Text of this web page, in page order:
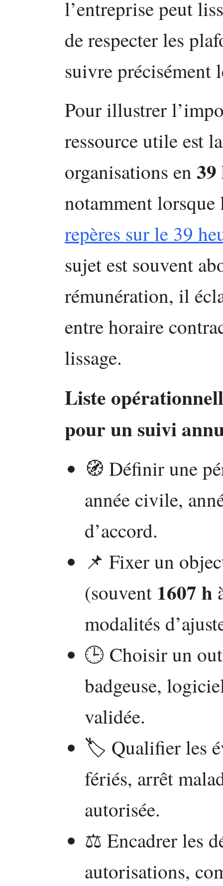
l’entreprise peut
de respecter les
suivre précisément
Pour illustrer
ressource utile est
organisations en 39
notamment lorsque
repères sur le 39
sujet est souvent
rémunération, il
entre horaire
lissage.
Liste
pour un suivi
🧭 Définir une
année civile,
d’accord.
📌 Fixer un
(souvent 1607 h
modalités
🕒 Choisir un
badgeuse,
validée.
🏷️ Qualifier les
fériés, arrêt
autorisée.
⚖️ Encadrer les
autorisations,